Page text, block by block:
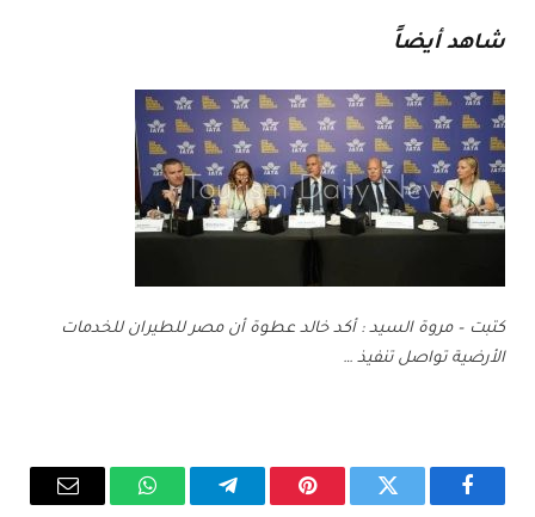
شاهد أيضاً
كتبت – مروة السيد : أكد خالد عطوة أن مصر للطيران للخدمات
الأرضية تواصل تنفيذ …
فيسبوك تويتر بينتيريستتيلقرام واتساب البريد